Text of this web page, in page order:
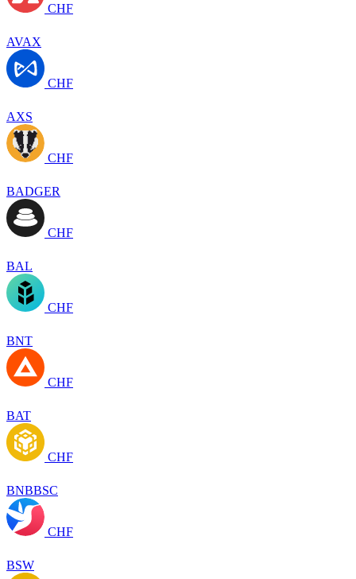
CHF
AVAX
CHF
AXS
CHF
BADGER
CHF
BAL
CHF
BNT
CHF
BAT
CHF
BNBBSC
CHF
BSW